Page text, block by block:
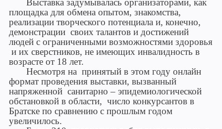
Выставка задумывалась организаторами, как
площадка для обмена опытом, знакомства,
реализации творческого потенциала и, конечно,
демонстрации своих талантов и достижений
людей с ограниченными возможностями здоровья
и их сверстников, не имеющих инвалидность в
возрасте от 18 лет.
Несмотря на принятый в этом году онлайн
формат проведения выставки, вызванный
напряженной санитарно – эпидемиологической
обстановкой в области, число конкурсантов в
Братске по сравнению с прошлым годом
увеличилось.